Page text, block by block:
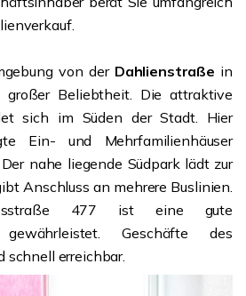
von der Dahlienstraße in
großer Beliebtheit. Die attraktive
sich im Süden der Stadt. Hier
Ein- und Mehrfamilienhäuser
nahe liegende Südpark lädt zur
Anschluss an mehrere Buslinien.
477 ist eine gute
gewährleistet. Geschäfte des
schnell erreichbar.